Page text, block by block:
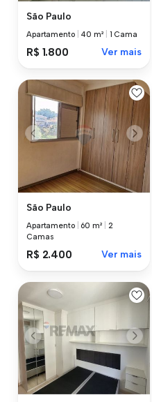
São Paulo
Apartamento 40 m² 1 Cama
R$ 1.800 Ver mais
São Paulo
Apartamento 60 m²
2
Camas
R$ 2.400 Ver mais